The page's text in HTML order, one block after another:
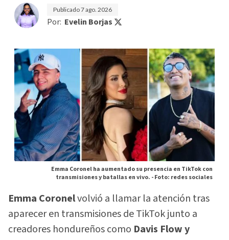
Publicado7 ago. 2026
Por: Evelin Borjas
Emma Coronel ha aumentado su presencia en TikTok con
transmisiones y batallas en vivo. -Foto: redes sociales
Emma Coronelvolvió a llamar la atención tras
aparecer en transmisiones de TikTok junto a
creadores hondureños como Davis Flow y